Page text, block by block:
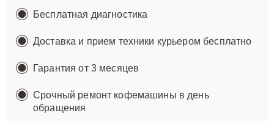
Бесплатная диагностика
Доставка и прием техники курьером бесплатно
Гарантия от 3 месяцев
Срочный ремонт кофемашины в день
обращения